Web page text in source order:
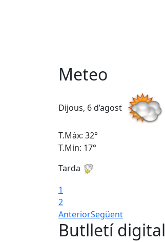
Meteo
Dijous, 6 d’agost
T.Màx: 32°
T.Min: 17°
Tarda
1
2
AnteriorSegüent
Butlletí digital